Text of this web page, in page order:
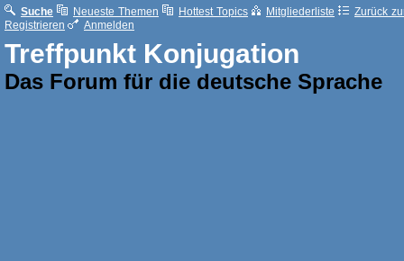
Suche Neueste Themen Hottest Topics Mitgliederliste
Zurück
Registrieren
Anmelden
Treffpunkt Konjugation
Das Forum für die deutsche Sprache